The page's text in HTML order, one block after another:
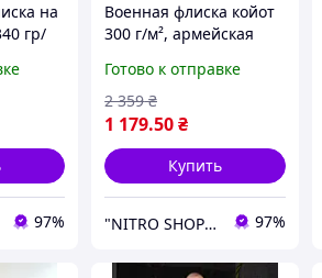
на
гр/
46
97%
Военная флиска койот
300 г/м², армейская
тактическая кофта
койот 46
Готово к отправке
1 179.50₴
2 359 ₴
Купить
"NITRO SHOP" Інтернет магазин 97%